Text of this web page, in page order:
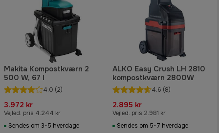
Makita Kompostkværn 2
500 W, 67 l
4.0 (2)
3.972 kr
Vejled. pris 4.244 kr
Sendes om 3-5 hverdage
ALKO Easy Crush LH 2810
kompostkværn 2800W
4.6 (8)
2.895 kr
Vejled. pris 2.981 kr
Sendes om 5-7 hverdage